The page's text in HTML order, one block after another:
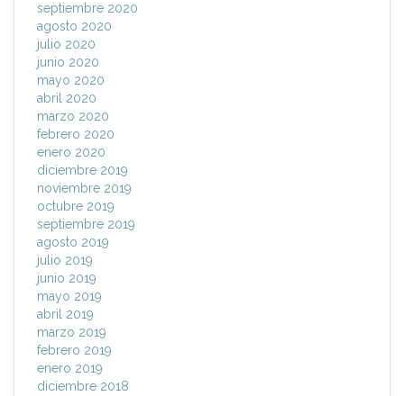
septiembre 2020
agosto 2020
julio 2020
junio 2020
mayo 2020
abril 2020
marzo 2020
febrero 2020
enero 2020
diciembre 2019
noviembre 2019
octubre 2019
septiembre 2019
agosto 2019
julio 2019
junio 2019
mayo 2019
abril 2019
marzo 2019
febrero 2019
enero 2019
diciembre 2018